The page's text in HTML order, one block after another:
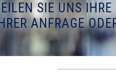
SIE UNS
ANFRAGE